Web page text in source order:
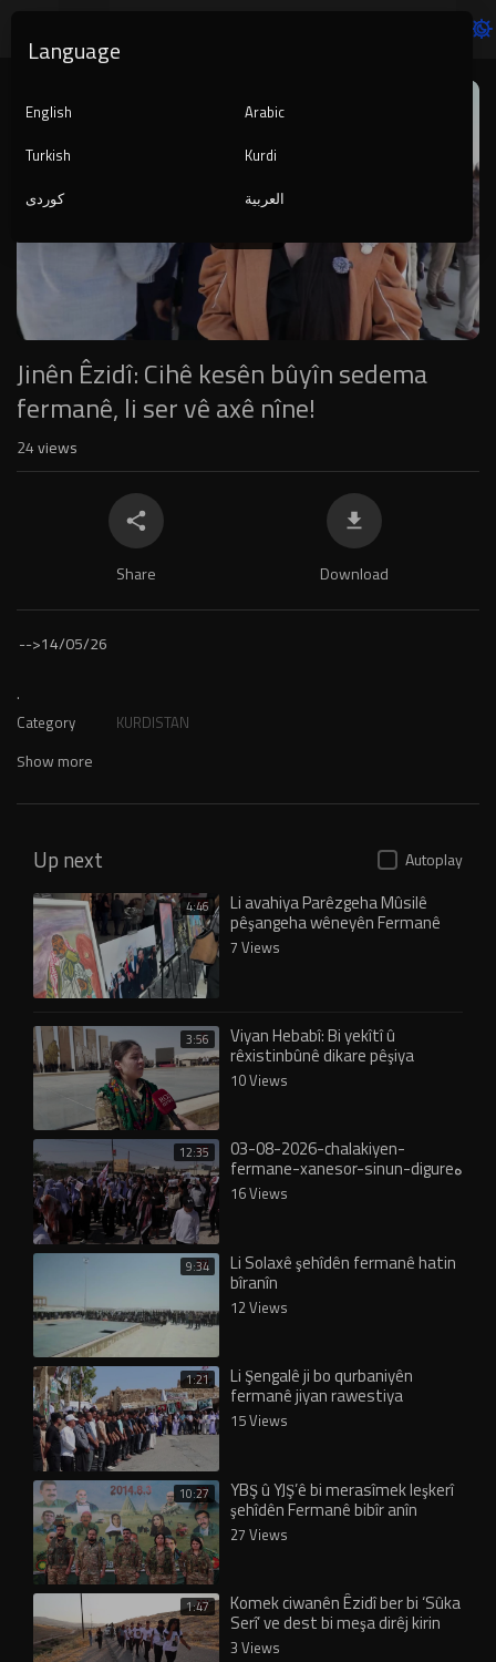
Player
auto
Jinên Êzidî: Cihê kesên bûyîn sedema
fermanê, li ser vê axê nîne!
24views
Share Download
-->14/05/26
.
Category KURDISTAN
Show more
Up next Autoplay
4:46 Li avahiya Parêzgeha Mûsilê
pêşangeha wêneyên Fermanê
7 Views
3:56 Viyan Hebabî: Bi yekîtî û
rêxistinbûnê dikare pêşiya
fermanê bê girtin
10 Views
12:35 03-08-2026-chalakiyen-
fermane-xanesor-sinun-digureە
16 Views
9:34 Li Solaxê şehîdên fermanê hatin
bîranîn
12 Views
1:21 Li Şengalê ji bo qurbaniyên
fermanê jiyan rawestiya
15 Views
10:27 YBŞ û YJŞ’ê bi merasîmek leşkerî
şehîdên Fermanê bibîr anîn
27 Views
1:47 Komek ciwanên Êzidî ber bi ‘Sûka
Serî’ ve dest bi meşa dirêj kirin
3 Views
Language
English
Arabic
Turkish
Kurdi
کوردی
العربية